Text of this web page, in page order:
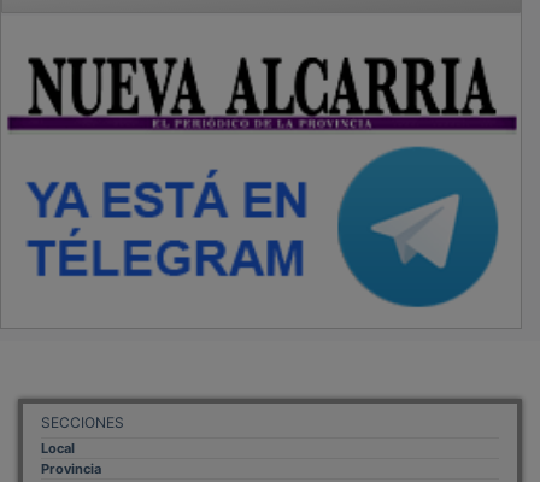
SECCIONES
Local
Provincia
Sociedad y Cultura